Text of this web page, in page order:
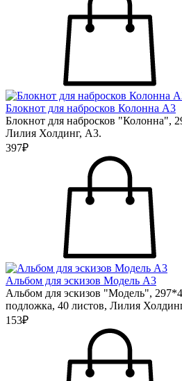
Блокнот для набросков Колонна А3
Блокнот для набросков "Колонна",
Лилия Холдинг, А3.
397₽
Альбом для эскизов Модель А3
Альбом для эскизов "Модель",
подложка, 40 листов, Лилия
153₽